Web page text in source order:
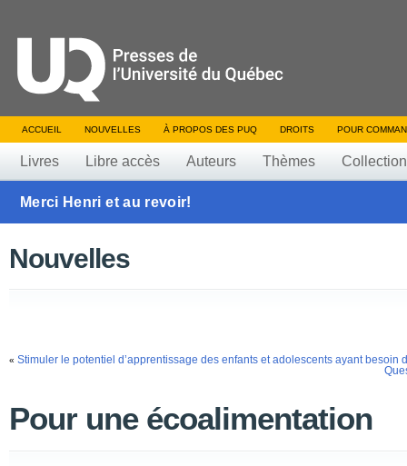
ACCUEIL NOUVELLES À PROPOS DES PUQ DROITS POUR
Livres Libre accès Auteurs Thèmes
Merci Henri et au revoir!
Nouvelles
« Stimuler le potentiel d’apprentissage des enfants et adolescents ayant besoin
Pour une écoalimentation